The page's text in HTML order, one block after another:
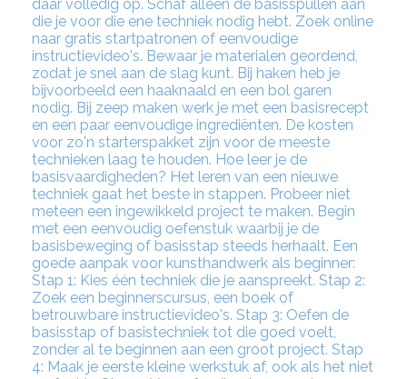
daar volledig op. Schaf alleen de basisspullen aan
die je voor die ene techniek nodig hebt. Zoek online
naar gratis startpatronen of eenvoudige
instructievideo's. Bewaar je materialen geordend,
zodat je snel aan de slag kunt. Bij haken heb je
bijvoorbeeld een haaknaald en een bol garen
nodig. Bij zeep maken werk je met een basisrecept
en een paar eenvoudige ingrediënten. De kosten
voor zo'n starterspakket zijn voor de meeste
technieken laag te houden. Hoe leer je de
basisvaardigheden? Het leren van een nieuwe
techniek gaat het beste in stappen. Probeer niet
meteen een ingewikkeld project te maken. Begin
met een eenvoudig oefenstuk waarbij je de
basisbeweging of basisstap steeds herhaalt. Een
goede aanpak voor kunsthandwerk als beginner:
Stap 1: Kies één techniek die je aanspreekt. Stap 2:
Zoek een beginnerscursus, een boek of
betrouwbare instructievideo's. Stap 3: Oefen de
basisstap of basistechniek tot die goed voelt,
zonder al te beginnen aan een groot project. Stap
4: Maak je eerste kleine werkstuk af, ook als het niet